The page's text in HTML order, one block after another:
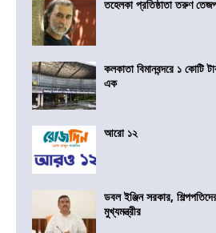
তহেলকা প্রতিষ্ঠাতা তরুণ
কলকাতা বিমানবন্দরে ১ কোটি
এক
আরো ১২
ডবল ইঞ্জিন সরকার,
মুখ্যমন্ত্রীর